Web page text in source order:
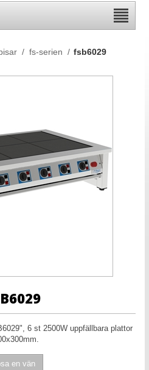
/ fs-serien / fsb6029
6 st 2500W uppfällbara plattor